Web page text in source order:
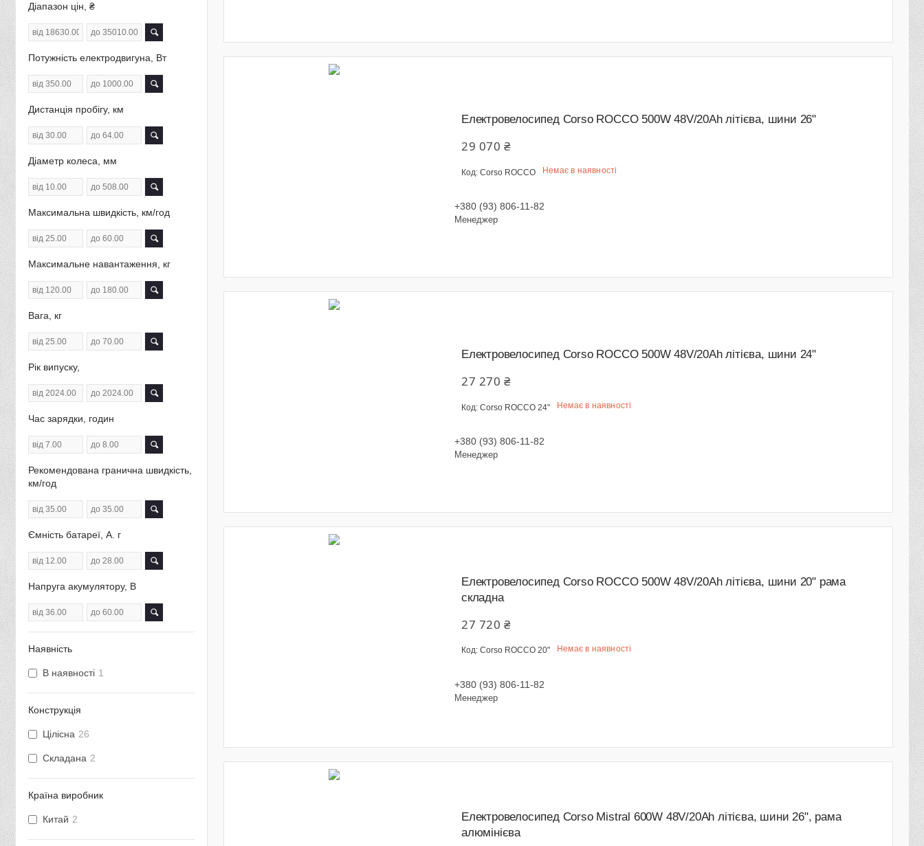
Електровелосипед Corso ROCCO 500W 48V/20Ah літієва, шини 26"
29 070 ₴
Corso ROCCO Немає в наявності
+380 (93) 806-11-82
Менеджер
Електровелосипед Corso ROCCO 500W 48V/20Ah літієва, шини 24"
27 270 ₴
Corso ROCCO 24" Немає в наявності
+380 (93) 806-11-82
Менеджер
Електровелосипед Corso ROCCO 500W 48V/20Ah літієва, шини 20" рама
складна
27 720 ₴
Corso ROCCO 20" Немає в наявності
+380 (93) 806-11-82
Менеджер
Електровелосипед Corso Mistral 600W 48V/20Ah літієва, шини 26", рама
алюмінієва
Діапазон цін, ₴
Потужність електродвигуна, Вт
Дистанція пробігу, км
Діаметр колеса, мм
Максимальна швидкість, км/год
Максимальне навантаження, кг
Вага, кг
Рік випуску,
Час зарядки, годин
Рекомендована гранична швидкість,
км/год
Ємність батареї, А. г
Напруга акумулятору, В
Наявність
В наявності 1
Конструкція
Цілісна 26
Складана 2
Країна виробник
Китай 2